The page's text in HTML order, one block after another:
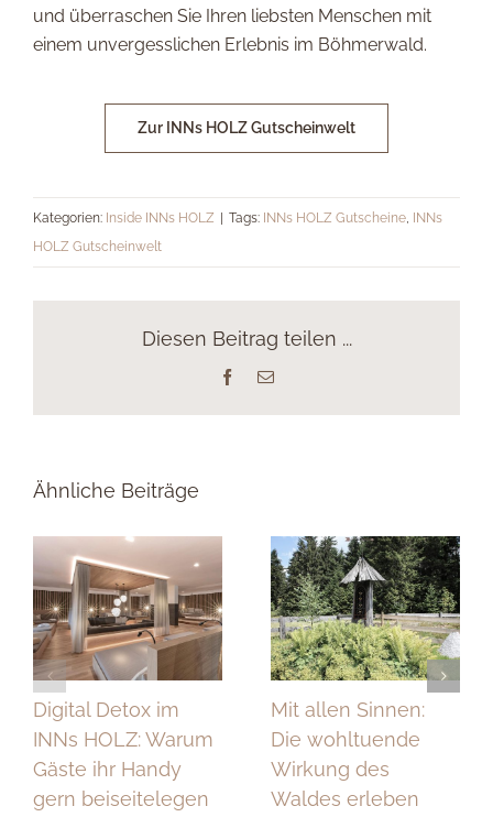
und überraschen Sie Ihren liebsten Menschen mit
einem unvergesslichen Erlebnis im Böhmerwald.
Zur INNs HOLZ Gutscheinwelt
Kategorien: Inside INNs HOLZ Tags: INNs HOLZ Gutscheine,
INNs
HOLZ Gutscheinwelt
Diesen Beitrag teilen ...
Facebook
E-
Ähnliche Beiträge
Digital Detox im
INNs HOLZ: Warum
Gäste ihr Handy
gern beiseitelegen
Mit allen Sinnen:
Die wohltuende
Wirkung des
Waldes erleben